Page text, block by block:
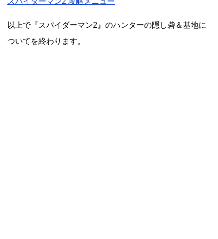
以上で『スパイダーマン2』のハンターの隠し砦＆基地に
ついてを終わります。